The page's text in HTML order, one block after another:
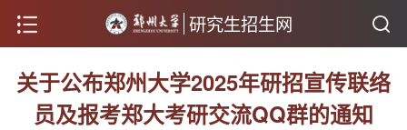
研究生招生网
关于公布郑州大学2025年研招宣传联络
员及报考郑大考研交流QQ群的通知